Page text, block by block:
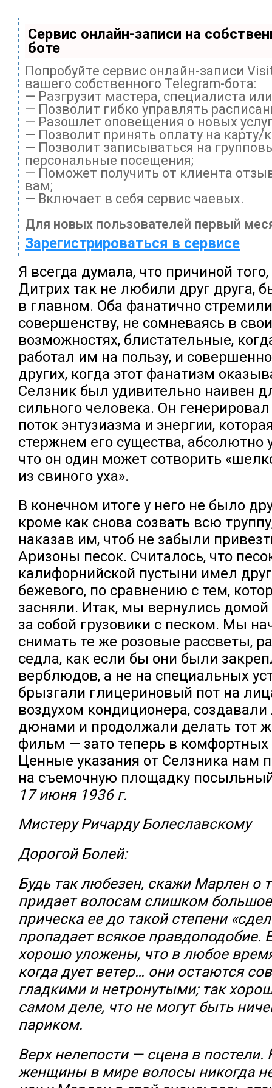
Сервис онлайн-записи на
боте
Попробуйте сервис онлайн-записи
вашего собственного Telegram-бота:
— Разгрузит мастера, специалиста
— Позволит гибко управлять
— Разошлет оповещения о новых
— Позволит принять оплату на карту/
— Позволит записываться на
персональные посещения;
— Поможет получить от клиента
вам;
— Включает в себя сервис чаевых.
Для новых пользователей первый
Зарегистрироваться в сервисе
Я всегда думала, что причиной
Дитрих так не любили друг друга,
в главном. Оба фанатично
совершенству, не сомневаясь в
возможностях, блистательные,
работал им на пользу, и
других, когда этот фанатизм
Селзник был удивительно наивен
сильного человека. Он
поток энтузиазма и энергии,
стержнем его существа, абсолютно
что он один может сотворить
из свиного уха».
В конечном итоге у него не было
кроме как снова созвать всю
наказав им, чтоб не забыли
Аризоны песок. Считалось, что
калифорнийской пустыни имел
бежевого, по сравнению с тем,
засняли. Итак, мы вернулись
за собой грузовики с песком. Мы
снимать те же розовые рассветы,
седла, как если бы они были
верблюдов, а не на специальных
брызгали глицериновый пот на
воздухом кондиционера,
дюнами и продолжали делать тот
фильм — зато теперь в комфортных
Ценные указания от Селзника нам
на съемочную площадку
17 июня 1936 г.
Мистеру Ричарду Болеславскому
Дорогой Болей:
Будь так любезен, скажи Марлен о
придает волосам слишком
прическа ее до такой степени
пропадает всякое правдоподобие.
хорошо уложены, что в любое
когда дует ветер… они остаются
гладкими и нетронутыми; так
самом деле, что не могут быть
париком.
Верх нелепости — сцена в постели.
женщины в мире волосы никогда